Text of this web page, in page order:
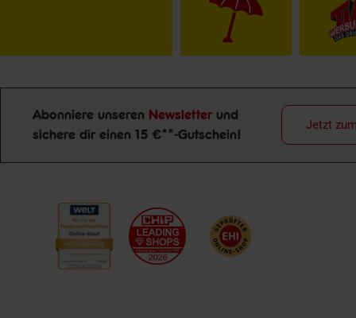
Newsletter Anmeldung
Abonniere unseren Newsletter und
sichere dir einen 15 €**-Gutschein!
Jetzt